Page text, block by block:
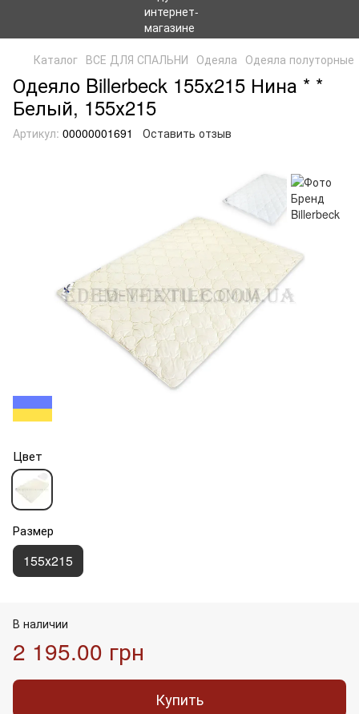
Каталог ВСЕ ДЛЯ СПАЛЬНИ Одеяла Одеяла полуторные
Одеяло Billerbeck 155х215 Нина * *
Белый, 155х215
Артикул: 00000001691 Оставить отзыв
Цвет
Размер
155х215
В наличии
2 195.00 грн
Купить